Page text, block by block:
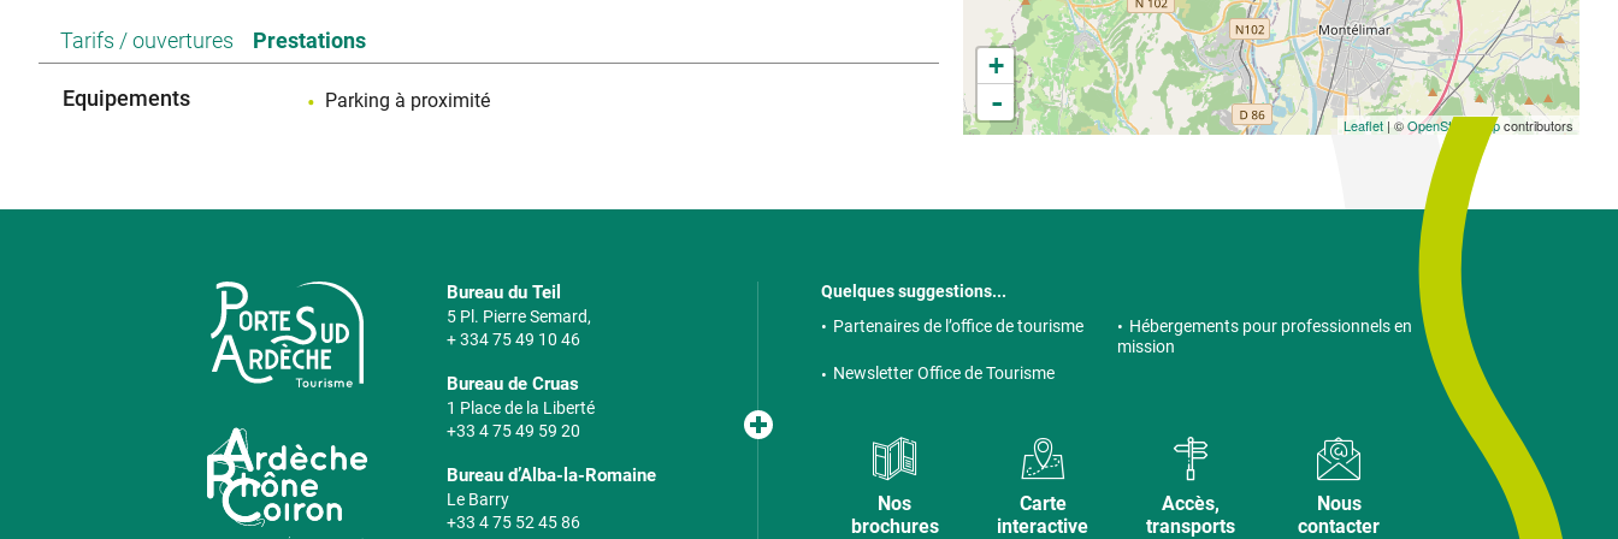
Tarifs / ouvertures Prestations
Equipements Parking à proximité
+
-
Leaflet | ©OpenStreetMapcontributors
Bureau du Teil
5 Pl. Pierre Semard,
+ 334 75 49 10 46
Bureau de Cruas
1 Place de la Liberté
+33 4 75 49 59 20
Bureau d’Alba-la-Romaine
Le Barry
+33 4 75 52 45 86
Quelques suggestions...
Partenaires de l’office de tourisme
Hébergements pour professionnels en
mission
Newsletter Office de Tourisme
Nos
brochures
Carte
interactive
Accès,
transports
Nous
contacter